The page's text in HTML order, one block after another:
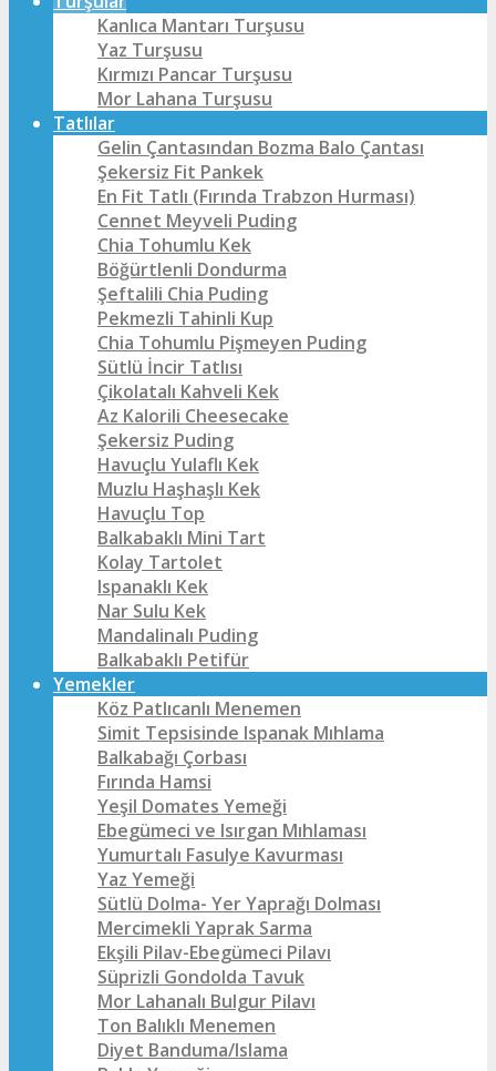
Kanlıca Mantarı Turşusu
Yaz Turşusu
Kırmızı Pancar Turşusu
Mor Lahana Turşusu
Tatlılar
Gelin Çantasından Bozma Balo Çantası
Şekersiz Fit Pankek
En Fit Tatlı (Fırında Trabzon Hurması)
Cennet Meyveli Puding
Chia Tohumlu Kek
Böğürtlenli Dondurma
Şeftalili Chia Puding
Pekmezli Tahinli Kup
Chia Tohumlu Pişmeyen Puding
Sütlü İncir Tatlısı
Çikolatalı Kahveli Kek
Az Kalorili Cheesecake
Şekersiz Puding
Havuçlu Yulaflı Kek
Muzlu Haşhaşlı Kek
Havuçlu Top
Balkabaklı Mini Tart
Kolay Tartolet
Ispanaklı Kek
Nar Sulu Kek
Mandalinalı Puding
Balkabaklı Petifür
Yemekler
Köz Patlıcanlı Menemen
Simit Tepsisinde Ispanak Mıhlama
Balkabağı Çorbası
Fırında Hamsi
Yeşil Domates Yemeği
Ebegümeci ve Isırgan Mıhlaması
Yumurtalı Fasulye Kavurması
Yaz Yemeği
Sütlü Dolma- Yer Yaprağı Dolması
Mercimekli Yaprak Sarma
Ekşili Pilav-Ebegümeci Pilavı
Süprizli Gondolda Tavuk
Mor Lahanalı Bulgur Pilavı
Ton Balıklı Menemen
Diyet Banduma/Islama